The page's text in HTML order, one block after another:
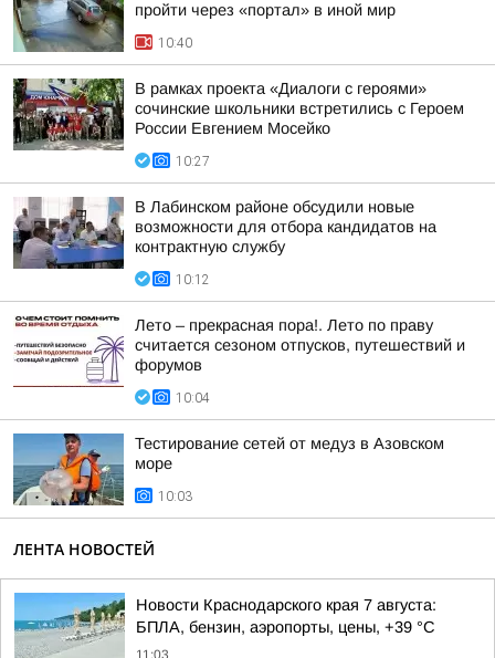
пройти через «портал» в иной мир
10:40
В рамках проекта «Диалоги с героями»
сочинские школьники встретились с Героем
России Евгением Мосейко
10:27
В Лабинском районе обсудили новые
возможности для отбора кандидатов на
контрактную службу
10:12
Лето – прекрасная пора!. Лето по праву
считается сезоном отпусков, путешествий и
форумов
10:04
Тестирование сетей от медуз в Азовском
море
10:03
ЛЕНТА НОВОСТЕЙ
Новости Краснодарского края 7 августа:
БПЛА, бензин, аэропорты, цены, +39 °C
11:03